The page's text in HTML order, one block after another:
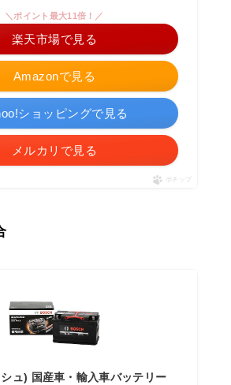
Amazonで見る
＼ポイント最大11倍！／
楽天市場で見る
ショッピングで見る
メルカリで見る
ポチップ
ュ) 国産車・輸入車バッテリー